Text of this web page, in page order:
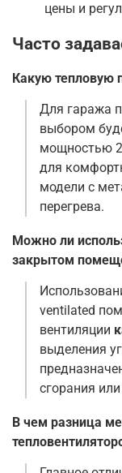
цены и
Часто
Какую тепловую
Для гаража
выбором
мощностью
для
модели с
перегрева.
Можно ли
закрытом
ventilated
вентиляции
выделения
сгорания
В чем разница